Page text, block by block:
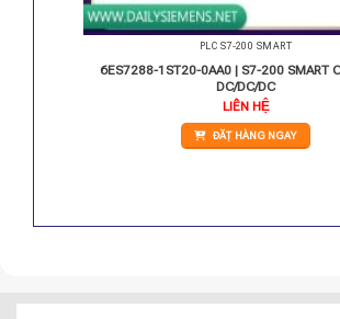
PLC S7-200 SMART
6ES7288-1ST20-0AA0 | S7-200 SMART
DC/DC/DC
LIÊN HỆ
ĐẶT HÀNG NGAY